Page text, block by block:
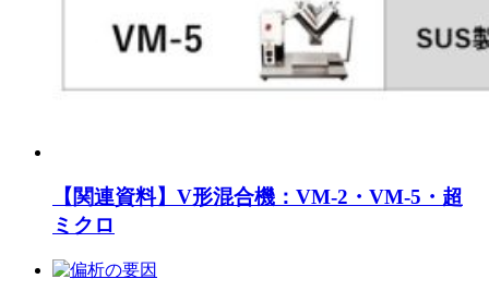
【関連資料】V形混合機：VM-2・VM-5・超
ミクロ